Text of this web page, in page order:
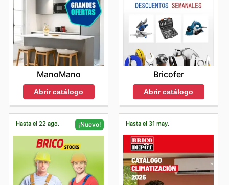
ManoMano
Abrir catálogo
Bricofer
Abrir catálogo
Hasta el 22 ago. ¡Nuevo! Hasta el 31 may.